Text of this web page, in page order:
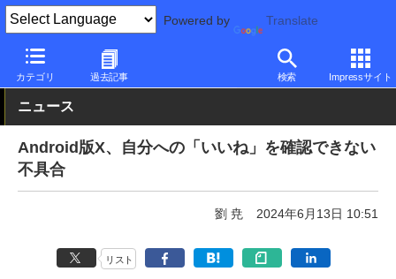
Powered by Translate
カテゴリ 過去記事 検索 Impressサイト
PC Watch 市場 サービス
ニュース
Android版X、自分への「いいね」を確認できない
不具合
劉 尭 2024年6月13日 10:51
リスト